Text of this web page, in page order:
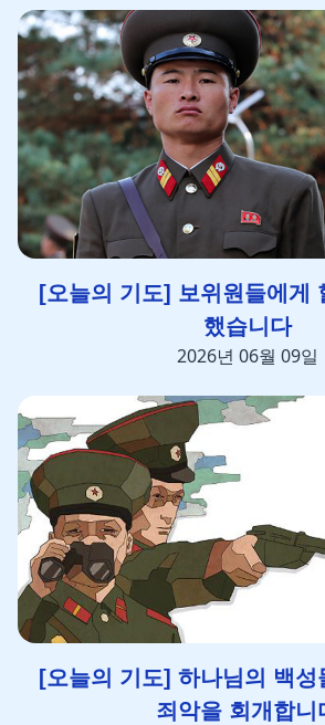
[오늘의 기도] 보위원들에게
했습니다
2026년 06월 09일
[오늘의 기도] 하나님의 백성
죄악을 회개합니